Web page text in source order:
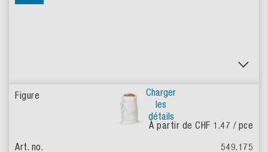
Charger
les
détails
À partir de CHF 1.47 / pce
549.175